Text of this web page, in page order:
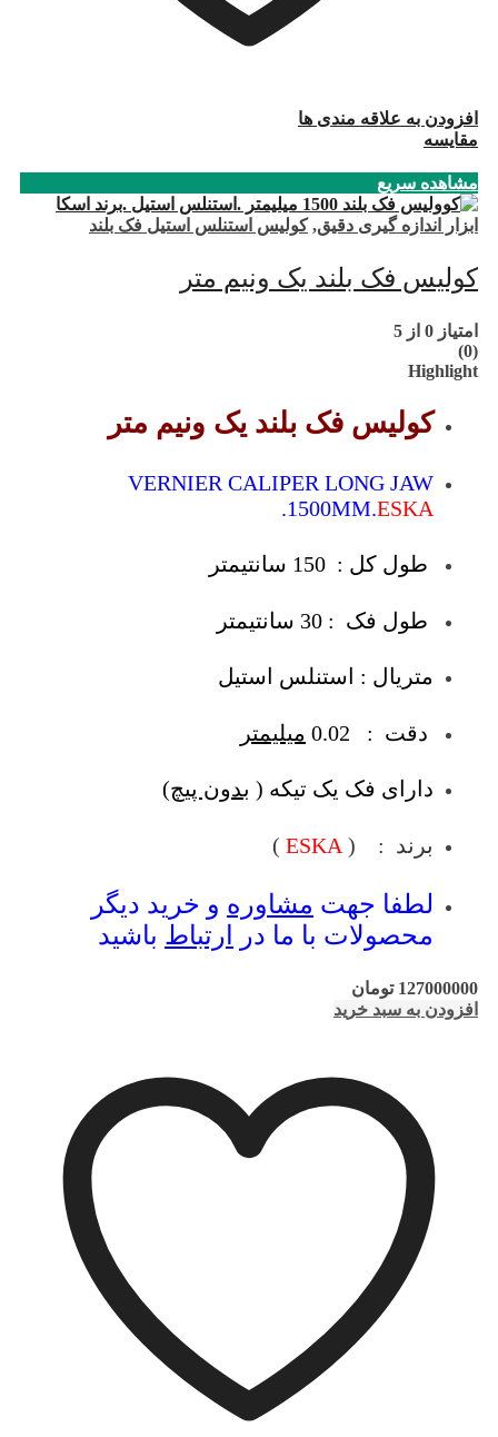
افزودن به علاقه مندی ها
مقایسه
مشاهده سریع
ابزار اندازه گیری دقیق,کولیس استنلس استیل فک بلند
کولیس فک بلند یک ونیم متر
امتیاز 0 از 5
(0)
Highlight
کولیس فک بلند یک ونیم متر
VERNIER CALIPER LONG JAW
.1500MM.ESKA
طول کل : 150 سانتیمتر
طول فک : 30 سانتیمتر
متریال : استنلس استیل
دقت : 0.02 میلیمتر
دارای فک یک تیکه ( بدون پیچ)
برند : ( ESKA
)
لطفا جهت مشاوره و خرید دیگر
محصولات با ما در
ارتباط باشید
127000000 تومان
افزودن به سبد خرید